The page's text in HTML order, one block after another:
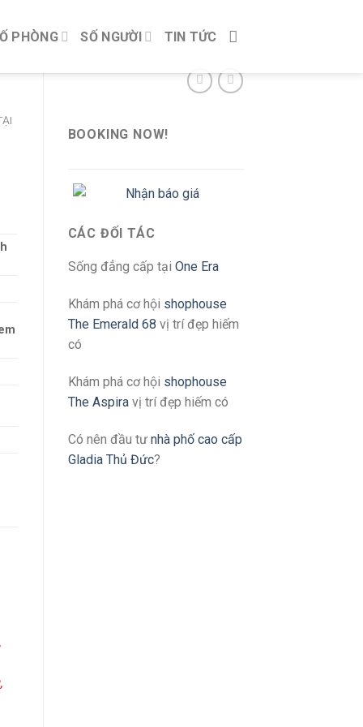
PHÒNG SỐ NGƯỜI TIN TỨC
BOOKING NOW!
CÁC ĐỐI TÁC
Sống đẳng cấp tại One Era
Khám phá cơ hội shophouse
The Emerald 68 vị trí đẹp hiếm
có
Khám phá cơ hội shophouse
The Aspiravị trí đẹp hiếm có
Có nên đầu tư nhà phố cao cấp
Gladia Thủ Đức?